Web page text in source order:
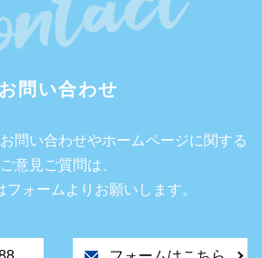
お問い合わせ
問い合わせやホームページに関する
ご意見ご質問は、
フォームよりお願いします。